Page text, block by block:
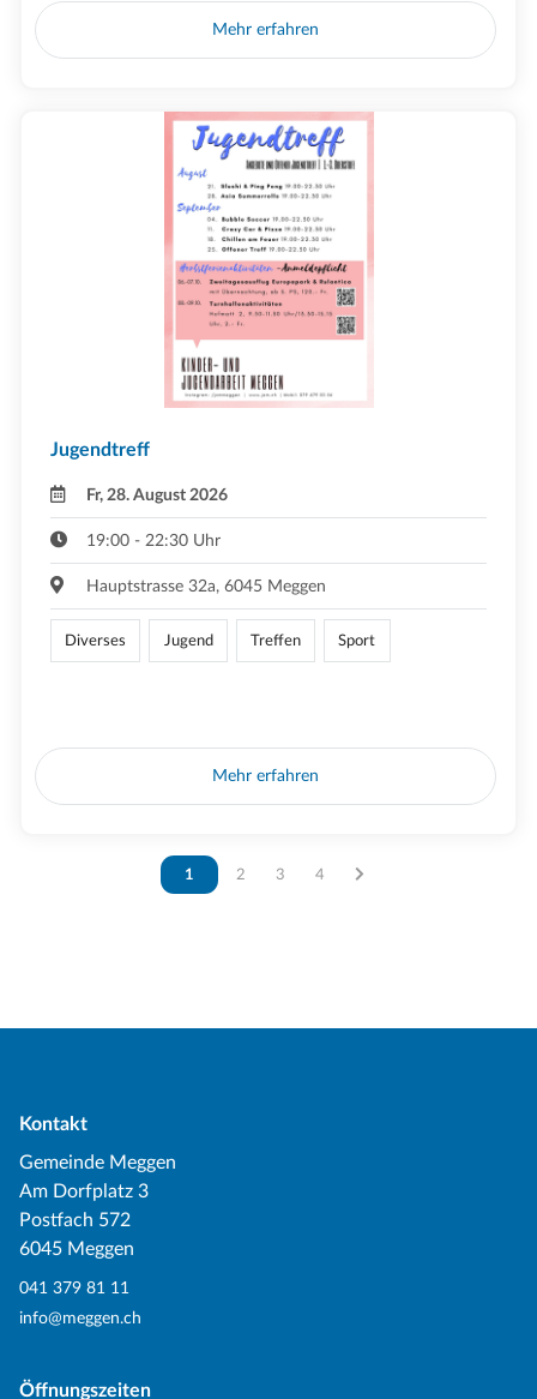
Mehr erfahren
Jugendtreff
Fr, 28. August 2026
19:00 - 22:30 Uhr
Hauptstrasse 32a, 6045 Meggen
Diverses Jugend Treffen Sport
Mehr erfahren
Vous êtes sur la page
1 Vous êtes sur la page
2 Vous êtes sur la page
3 Vous êtes sur la page
4
Kontakt
Gemeinde Meggen
Am Dorfplatz 3
Postfach 572
6045 Meggen
041 379 81 11
info@meggen.ch
Öffnungszeiten